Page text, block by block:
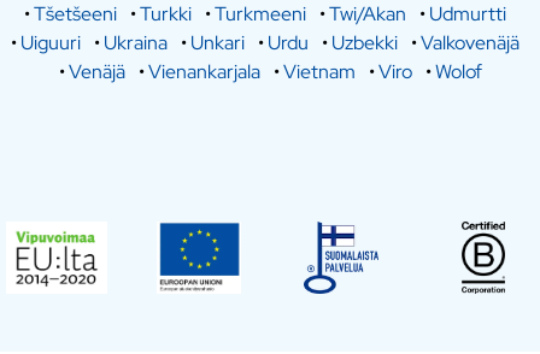
•Tšetšeeni •Turkki •Turkmeeni •Twi/Akan •Udmurtti
•Uiguuri •Ukraina •Unkari •Urdu •Uzbekki •Valkovenäjä
•Venäjä •Vienankarjala •Vietnam •Viro •Wolof